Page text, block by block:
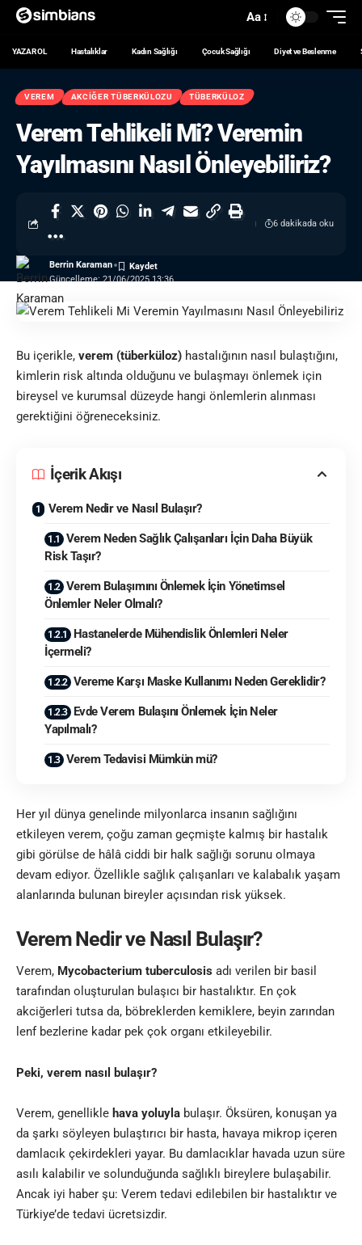
Aa
YAZAR OL Hastalıklar Kadın Sağlığı Çocuk Sağlığı Diyet ve Beslenme
VEREM AKCIĞER TÜBERKÜLOZU TÜBERKÜLOZ
Verem Tehlikeli Mi? Veremin
Yayılmasını Nasıl Önleyebiliriz?
Güncelleme: 21/06/2025 13:36
Berrin Karaman
6 dakikada oku
Bu içerikle, verem (tüberküloz) hastalığının nasıl bulaştığını,
kimlerin risk altında olduğunu ve bulaşmayı önlemek için
bireysel ve kurumsal düzeyde hangi önlemlerin alınması
gerektiğini öğreneceksiniz.
İçerik Akışı
Verem Nedir ve Nasıl Bulaşır?
Verem Neden Sağlık Çalışanları İçin Daha Büyük
Risk Taşır?
Verem Bulaşımını Önlemek İçin Yönetimsel
Önlemler Neler Olmalı?
Hastanelerde Mühendislik Önlemleri Neler
İçermeli?
Vereme Karşı Maske Kullanımı Neden Gereklidir?
Evde Verem Bulaşını Önlemek İçin Neler
Yapılmalı?
Verem Tedavisi Mümkün mü?
Her yıl dünya genelinde milyonlarca insanın sağlığını
etkileyen verem, çoğu zaman geçmişte kalmış bir hastalık
gibi görülse de hâlâ ciddi bir halk sağlığı sorunu olmaya
devam ediyor. Özellikle sağlık çalışanları ve kalabalık yaşam
alanlarında bulunan bireyler açısından risk yüksek.
Verem Nedir ve Nasıl Bulaşır?
Verem, Mycobacterium tuberculosis adı verilen bir basil
tarafından oluşturulan bulaşıcı bir hastalıktır. En çok
akciğerleri tutsa da, böbreklerden kemiklere, beyin zarından
lenf bezlerine kadar pek çok organı etkileyebilir.
Peki, verem nasıl bulaşır?
Verem, genellikle hava yoluyla bulaşır. Öksüren, konuşan ya
da şarkı söyleyen bulaştırıcı bir hasta, havaya mikrop içeren
damlacık çekirdekleri yayar. Bu damlacıklar havada uzun süre
asılı kalabilir ve solunduğunda sağlıklı bireylere bulaşabilir.
Ancak iyi haber şu: Verem tedavi edilebilen bir hastalıktır ve
Türkiye’de tedavi ücretsizdir.